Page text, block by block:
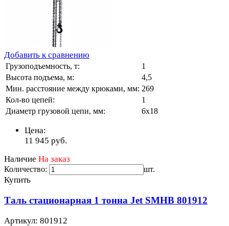
Добавить к сравнению
Грузоподъемность, т:
1
Высота подъема, м:
4,5
Мин. расстояние между крюками, мм: 269
Кол-во цепей:
1
Диаметр грузовой цепи, мм:
6х18
Цена:
11 945 руб.
Наличие На заказ
Количество: шт.
Купить
Таль стационарная 1 тонна Jet SMHB 801912
Артикул: 801912